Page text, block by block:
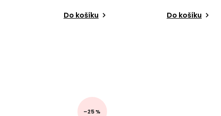
Do košíku Do košíku
–25 %